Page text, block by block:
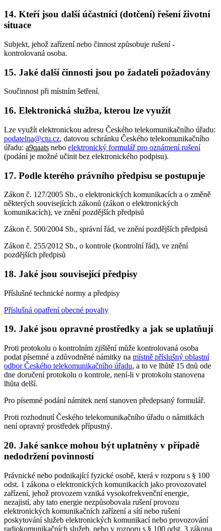
14. Kteří jsou další účastníci (dotčení) řešení životní
situace
Subjekt, jehož zařízení nebo činnost způsobuje rušení -
kontrolovaná osoba.
15. Jaké další činnosti jsou po žadateli požadovány
Součinnost při místním šetření.
16. Elektronická služba, kterou lze využít
Lze využít elektronickou adresu Českého telekomunikačního úřadu:
podatelna@ctu.cz, datovou schránku Českého telekomunikačního
úřadu: a9qaats nebo elektronický formulář pro oznámení rušení
(podání je možné učinit bez elektronického podpisu).
17. Podle kterého právního předpisu se postupuje
Zákon č. 127/2005 Sb., o elektronických komunikacích a o změně
některých souvisejících zákonů (zákon o elektronických
komunikacích), ve znění pozdějších předpisů
Zákon č. 500/2004 Sb., správní řád, ve znění pozdějších předpisů
Zákon č. 255/2012 Sb., o kontrole (kontrolní řád), ve znění
pozdějších předpisů
18. Jaké jsou související předpisy
Příslušné technické normy a předpisy
Příslušná opatření obecné povahy
19. Jaké jsou opravné prostředky a jak se uplatňují
Proti protokolu o kontrolním zjištění může kontrolovaná osoba
podat písemné a zdůvodněné námitky na místně příslušný oblastní
odbor Českého telekomunikačního úřadu, a to ve lhůtě 15 dnů ode
dne doručení protokolu o kontrole, není-li v protokolu stanovena
lhůta delší.
Pro písemné podání námitek není stanoven předepsaný formulář.
Proti rozhodnutí Českého telekomunikačního úřadu o námitkách
není opravný prostředek přípustný.
20. Jaké sankce mohou být uplatněny v případě
nedodržení povinností
Právnické nebo podnikající fyzické osobě, která v rozporu s § 100
odst. 1 zákona o elektronických komunikacích jako provozovatel
zařízení, jehož provozem vzniká vysokofrekvenční energie,
nezajistí, aby tato energie nezpůsobovala rušení provozu
elektronických komunikačních zařízení a sítí nebo rušení
poskytování služeb elektronických komunikací nebo provozování
radiokomunikačních služeb, nebo v rozporu s § 100 odst. 3 zákona